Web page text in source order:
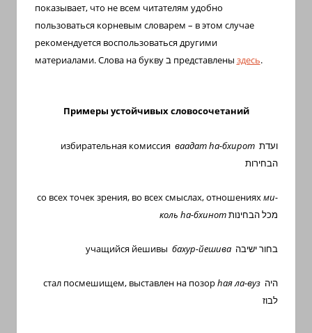
показывает, что не всем читателям удобно
пользоваться корневым словарем – в этом случае
рекомендуется воспользоваться другими
материалами. Слова на буквуבпредставлены здесь.
Примеры устойчивых словосочетаний
избирательная комиссия ваадатhа-бхирот ועדת
הבחירות
со всех точек зрения, во всех смыслах, отношенияхми-
коль hа-бхинотמכל הבחינות
учащийся йешивы бахур-йешива בחור ישיבה
стал посмешищем, выставлен на позорhая ла-вуз היה
לבוז